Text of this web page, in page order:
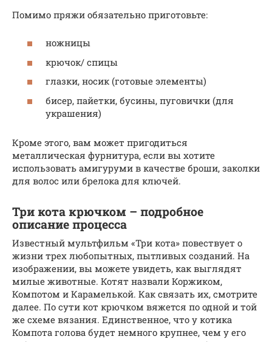
Помимо пряжи обязательно приготовьте:
ножницы
крючок/ спицы
глазки, носик (готовые элементы)
бисер, пайетки, бусины, пуговички (для
украшения)
Кроме этого, вам может пригодиться
металлическая фурнитура, если вы хотите
использовать амигуруми в качестве броши, заколки
для волос или брелока для ключей.
Три кота крючком – подробное
описание процесса
Известный мультфильм «Три кота» повествует о
жизни трех любопытных, пытливых созданий. На
изображении, вы можете увидеть, как выглядят
милые животные. Котят назвали Коржиком,
Компотом и Карамелькой. Как связать их, смотрите
далее. По сути кот крючком вяжется по одной и той
же схеме вязания. Единственное, что у котика
Компота голова будет немного крупнее, чем у его